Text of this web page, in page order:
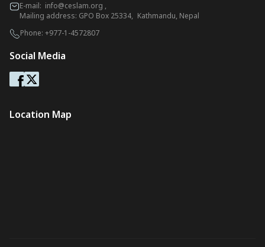
E-mail: info@ceslam.org ,
Mailing address: GPO Box 25334, Kathmandu, Nepal
Phone: +977-1-4572807
Social Media
Location Map